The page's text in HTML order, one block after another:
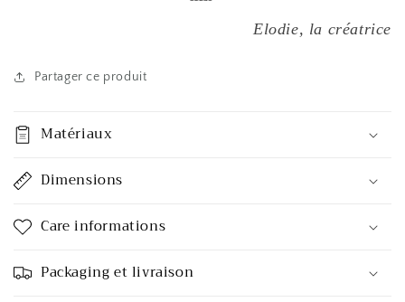
Elodie, la créatrice
Partager ce produit
Matériaux
Dimensions
Care informations
Packaging et livraison